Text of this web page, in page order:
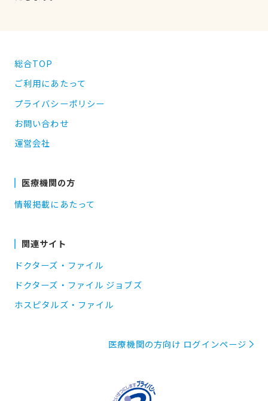
総合TOP
ご利用にあたって
プライバシーポリシー
お問い合わせ
運営会社
医療機関の方
情報掲載にあたって
関連サイト
ドクターズ・ファイル
ドクターズ・ファイル ジョブズ
ホスピタルズ・ファイル
医療機関の方向け ログインページ